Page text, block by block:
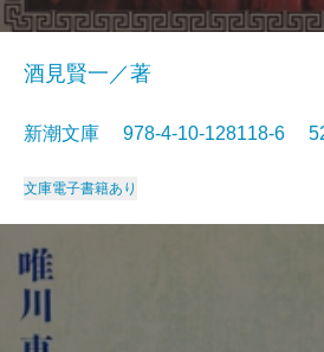
酒見賢一／著
新潮文庫 978-4-10-128118-6
文庫電子書籍あり